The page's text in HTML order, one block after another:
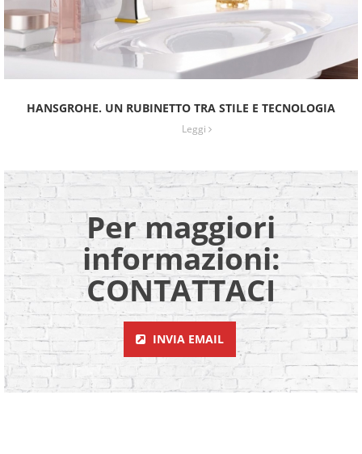
HANSGROHE. UN RUBINETTO TRA STILE E TECNOLOGIA
Leggi
Per maggiori
informazioni:
CONTATTACI
INVIA EMAIL